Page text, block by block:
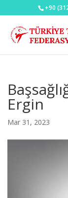
+90
Ergin
Mar 31, 2023